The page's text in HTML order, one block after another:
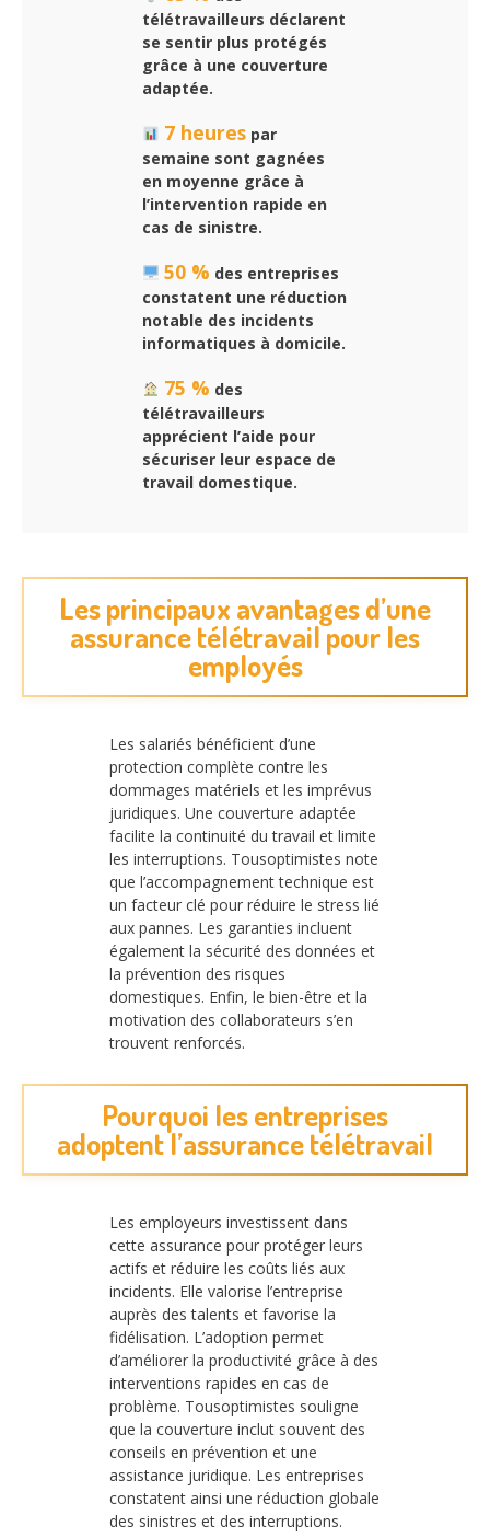
télétravailleurs déclarent
se sentir plus protégés
grâce à une couverture
adaptée.
7 heurespar
semaine sont gagnées
en moyenne grâce à
l’intervention rapide en
cas de sinistre.
50 % des entreprises
constatent une réduction
notable des incidents
informatiques à domicile.
75 % des
télétravailleurs
apprécient l’aide pour
sécuriser leur espace de
travail domestique.
Les principaux avantages d’une
assurance télétravail pour les
employés
Les salariés bénéficient d’une
protection complète contre les
dommages matériels et les imprévus
juridiques. Une couverture adaptée
facilite la continuité du travail et limite
les interruptions. Tousoptimistes note
que l’accompagnement technique est
un facteur clé pour réduire le stress lié
aux pannes. Les garanties incluent
également la sécurité des données et
la prévention des risques
domestiques. Enfin, le bien-être et la
motivation des collaborateurs s’en
trouvent renforcés.
Pourquoi les entreprises
adoptent l’assurance télétravail
Les employeurs investissent dans
cette assurance pour protéger leurs
actifs et réduire les coûts liés aux
incidents. Elle valorise l’entreprise
auprès des talents et favorise la
fidélisation. L’adoption permet
d’améliorer la productivité grâce à des
interventions rapides en cas de
problème. Tousoptimistes souligne
que la couverture inclut souvent des
conseils en prévention et une
assistance juridique. Les entreprises
constatent ainsi une réduction globale
des sinistres et des interruptions.